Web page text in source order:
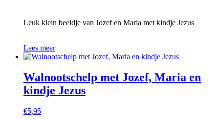
Leuk klein beeldje van Jozef en Maria met kindje Jezus
Lees meer
Walnootschelp met Jozef, Maria en
kindje Jezus
€5,95